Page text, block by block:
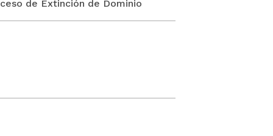
de Extinción de Dominio